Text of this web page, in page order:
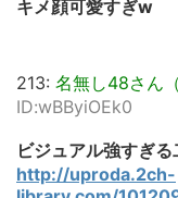
キメ顔可愛すぎw
213: 名無し48さん（
ID:wBByiOEk0
ビジュアル強すぎる
http://uproda.2ch-